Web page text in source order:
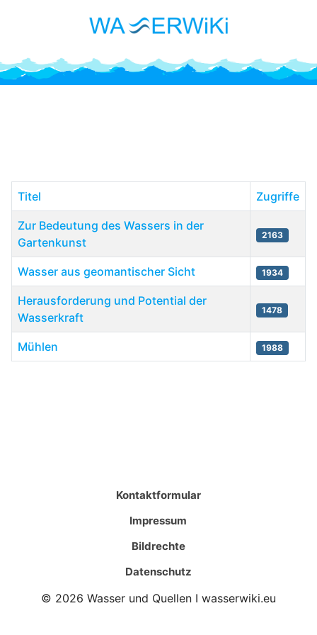
Titel Zugriffe
Zur Bedeutung des Wassers in der
Gartenkunst
2163
Wasser aus geomantischer Sicht 1934
Herausforderung und Potential der
Wasserkraft
1478
Mühlen 1988
Kontaktformular
Impressum
Bildrechte
Datenschutz
© 2026 Wasser und Quellen I wasserwiki.eu